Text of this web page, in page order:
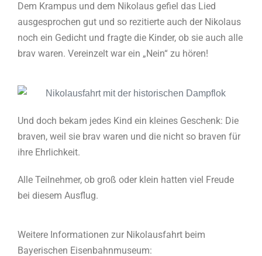
Dem Krampus und dem Nikolaus gefiel das Lied
ausgesprochen gut und so rezitierte auch der Nikolaus
noch ein Gedicht und fragte die Kinder, ob sie auch alle
brav waren. Vereinzelt war ein „Nein“ zu hören!
Und doch bekam jedes Kind ein kleines Geschenk: Die
braven, weil sie brav waren und die nicht so braven für
ihre Ehrlichkeit.
Alle Teilnehmer, ob groß oder klein hatten viel Freude
bei diesem Ausflug.
Weitere Informationen zur Nikolausfahrt beim
Bayerischen Eisenbahnmuseum: